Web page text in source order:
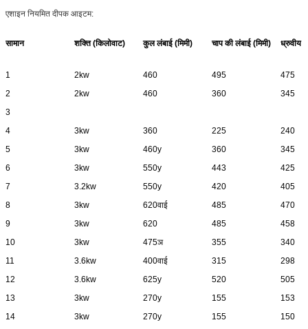
एशाइन नियमित दीपक आइटम:
सामान शक्ति (किलोवाट) कुल लंबाई (मिमी) चाप की लंबाई (मिमी) ध्रुवीय
1 2kw 460 495
475
2
2kw 460 360
345
3
4
3kw 360 225
240
5
3kw 460y 360
345
6
3kw 550y 443
425
7
3.2kw 550y 420
405
8
3kw 620वाई 485
470
9
3kw 620 485
458
10
3kw 475ञ 355
340
11
3.6kw 400वाई 315
298
12
3.6kw 625y 520
505
13
3kw 270y 155
153
14
3kw 270y 155
150